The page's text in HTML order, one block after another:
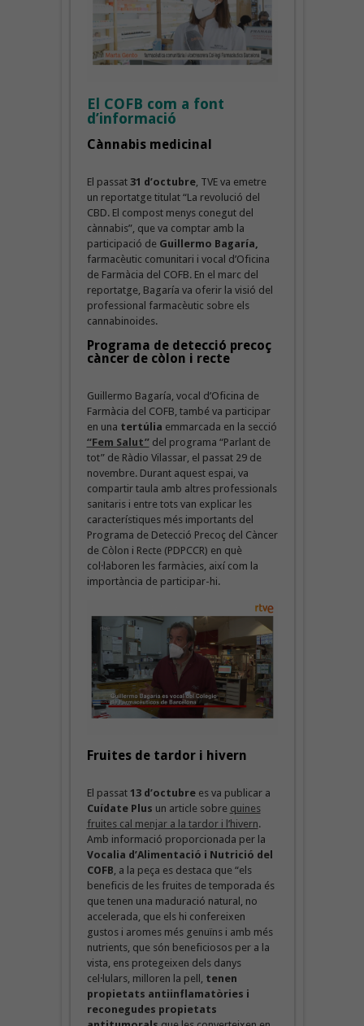
El COFB com a font
d’informació
Cànnabis medicinal
El passat 31 d’octubre, TVE va emetre
un reportatge titulat “La revolució del
CBD. El compost menys conegut del
cànnabis”, que va comptar amb la
participació de Guillermo Bagaría,
farmacèutic comunitari i vocal d’Oficina
de Farmàcia del COFB. En el marc del
reportatge, Bagaría va oferir la visió del
professional farmacèutic sobre els
cannabinoides.
Programa de detecció precoç
càncer de còlon i recte
Guillermo Bagaría, vocal d’Oficina de
Farmàcia del COFB, també va participar
en una tertúlia emmarcada en la secció
“Fem Salut”del programa “Parlant de
tot” de Ràdio Vilassar, el passat 29 de
novembre. Durant aquest espai, va
compartir taula amb altres professionals
sanitaris i entre tots van explicar les
característiques més importants del
Programa de Detecció Precoç del Càncer
de Còlon i Recte (PDPCCR) en què
col·laboren les farmàcies, així com la
importància de participar-hi.
Fruites de tardor i hivern
El passat 13 d’octubrees va publicar a
Cuídate Plus un article sobre quines
fruites cal menjar a la tardor i l’hivern.
Amb informació proporcionada per la
Vocalia d’Alimentació i Nutrició del
COFB , a la peça es destaca que “els
beneficis de les fruites de temporada és
que tenen una maduració natural, no
accelerada, que els hi confereixen
gustos i aromes més genuïns i amb més
nutrients, que són beneficiosos per a la
vista, ens protegeixen dels danys
cel·lulars, milloren la pell, tenen
propietats antiinflamatòries i
reconegudes propietats